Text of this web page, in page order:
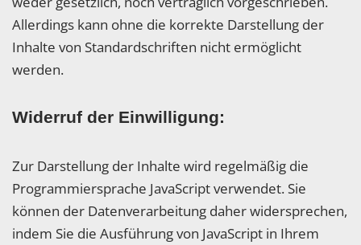
Allerdings kann ohne die korrekte Darstellung der
Inhalte von Standardschriften nicht ermöglicht
werden.
Widerruf der Einwilligung:
Zur Darstellung der Inhalte wird regelmäßig die
Programmiersprache JavaScript verwendet. Sie
können der Datenverarbeitung daher widersprechen,
indem Sie die Ausführung von JavaScript in Ihrem